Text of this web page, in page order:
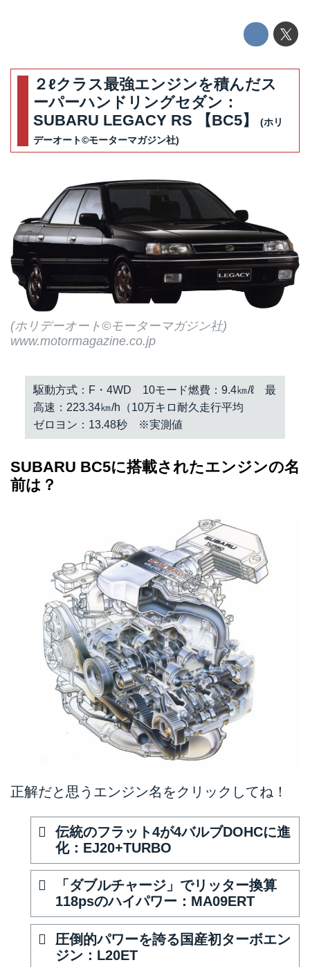
２ℓクラス最強エンジンを積んだス
ーパーハンドリングセダン：
SUBARU LEGACY RS 【BC5】
(ホリ
デーオート©モーターマガジン社)
(ホリデーオート©モーターマガジン社)
www.motormagazine.co.jp
駆動方式：F・4WD 10モード燃費：9.4㎞/ℓ 最
高速：223.34㎞/h（10万キロ耐久走行平均
ゼロヨン：13.48秒 ※実測値
SUBARU BC5に搭載されたエンジンの名
前は？
正解だと思うエンジン名をクリックしてね！
伝統のフラット4が4バルブDOHCに進
化：EJ20+TURBO
「ダブルチャージ」でリッター換算
118psのハイパワー：MA09ERT
圧倒的パワーを誇る国産初ターボエン
ジン：L20ET